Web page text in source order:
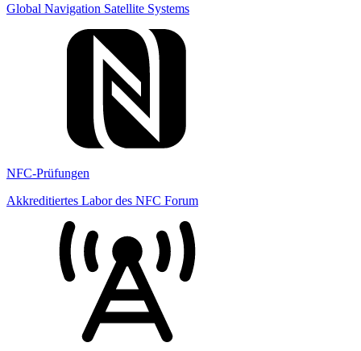
Global Navigation Satellite Systems
NFC-Prüfungen
Akkreditiertes Labor des NFC Forum